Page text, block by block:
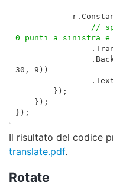
r.
//
0 punti a sinistra e
.
.
30 , 9 ))
.
});
});
});
Il risultato del codice
translate.pdf.
Rotate